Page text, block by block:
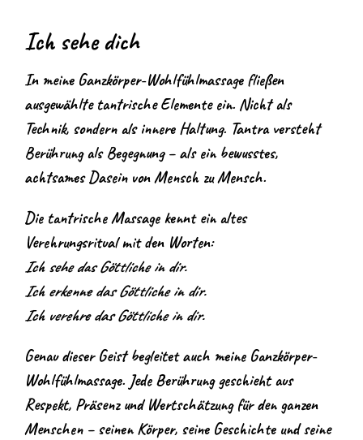
Ich sehe dich
In meine Ganzkörper-Wohlfühlmassage fließen
ausgewählte tantrische Elemente ein. Nicht als
Technik, sondern als innere Haltung. Tantra versteht
Berührung als Begegnung – als ein bewusstes,
achtsames Dasein von Mensch zu Mensch.
Die tantrische Massage kennt ein altes
Verehrungsritual mit den Worten:
Ich sehe das Göttliche in dir.
Ich erkenne das Göttliche in dir.
Ich verehre das Göttliche in dir.
Genau dieser Geist begleitet auch meine Ganzkörper-
Wohlfühlmassage. Jede Berührung geschieht aus
Respekt, Präsenz und Wertschätzung für den ganzen
Menschen – seinen Körper, seine Geschichte und seine